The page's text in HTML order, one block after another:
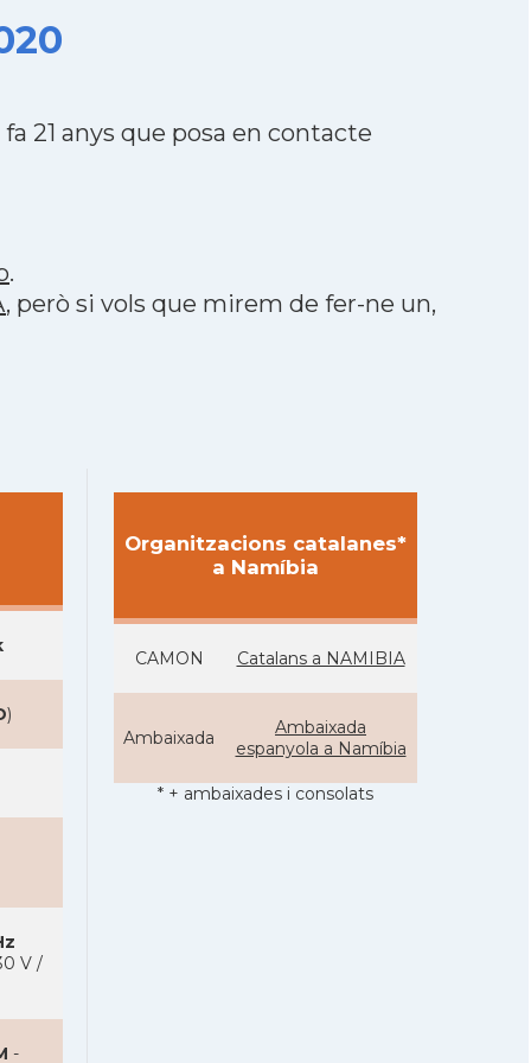
21 anys que posa en contacte
.
, però si vols que mirem de fer-ne un,
)
V /
-
Organitzacions catalanes*
a Namíbia
CAMON Catalans a NAMIBIA
Ambaixada
Ambaixada
espanyola a Namíbia
* + ambaixades i consolats